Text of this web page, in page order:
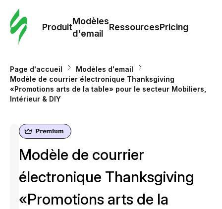
Produit
Modèles
d'email
RessourcesPricing
Page d'accueil
Modèles d'email
Modèle de courrier électronique Thanksgiving
«Promotions arts de la table» pour le secteur Mobiliers,
Intérieur & DIY
Modèle de courrier
électronique Thanksgiving
«Promotions arts de la